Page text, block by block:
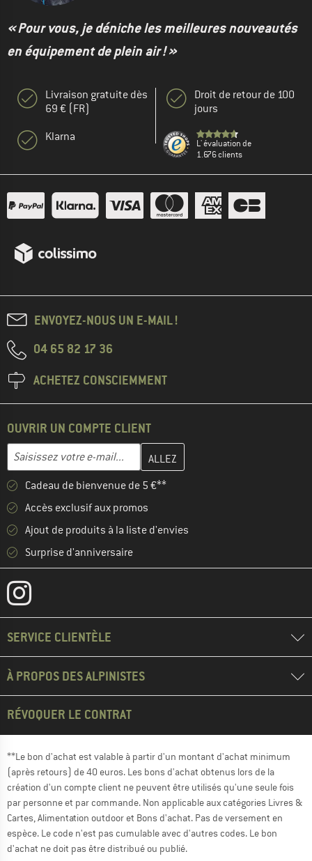
« Pour vous, je déniche les meilleures nouveautés
en équipement de plein air ! »
Livraison gratuite dès
69 € (FR)
Klarna
Droit de retour de 100
jours
L' évaluation de
1.676 clients
ENVOYEZ-NOUS UN E-MAIL !
04 65 82 17 36
ACHETEZ CONSCIEMMENT
OUVRIR UN COMPTE CLIENT
Adresse e-mail
Entrez votre adresse e-mail ici et créez votre compte client à la
Cadeau de bienvenue de 5 €**
Accès exclusif aux promos
Ajout de produits à la liste d'envies
Surprise d'anniversaire
SERVICE CLIENTÈLE
À PROPOS DES ALPINISTES
RÉVOQUER LE CONTRAT
**Le bon d'achat est valable à partir d'un montant d'achat minimum
(après retours) de 40 euros. Les bons d'achat obtenus lors de la
création d'un compte client ne peuvent être utilisés qu'une seule fois
par personne et par commande. Non applicable aux catégories Livres &
Cartes, Alimentation outdoor et Bons d'achat. Pas de versement en
espèce. Le code n'est pas cumulable avec d'autres codes. Le bon
d'achat ne doit pas être distribué ou publié.